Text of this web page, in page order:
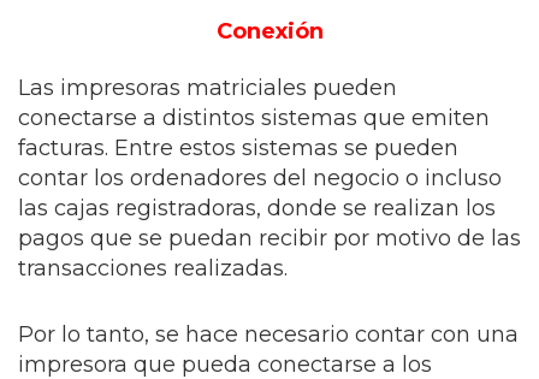
Conexión
Las impresoras matriciales pueden
conectarse a distintos sistemas que emiten
facturas. Entre estos sistemas se pueden
contar los ordenadores del negocio o incluso
las cajas registradoras, donde se realizan los
pagos que se puedan recibir por motivo de las
transacciones realizadas.
Por lo tanto, se hace necesario contar con una
impresora que pueda conectarse a los